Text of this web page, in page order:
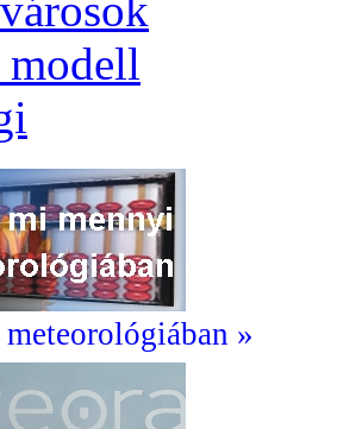
modell
»